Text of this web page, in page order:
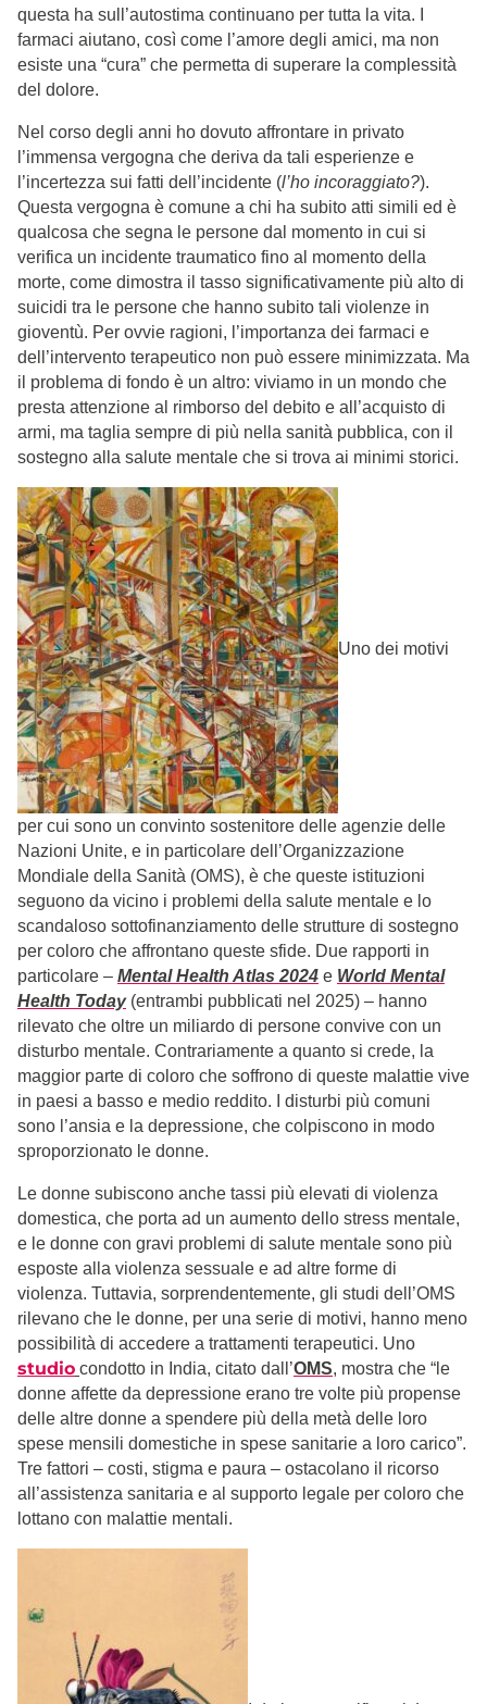
questa ha sull’autostima continuano per tutta la vita. I
farmaci aiutano, così come l’amore degli amici, ma non
esiste una “cura” che permetta di superare la complessità
del dolore.
Nel corso degli anni ho dovuto affrontare in privato
l’immensa vergogna che deriva da tali esperienze e
l’incertezza sui fatti dell’incidente (l’ho incoraggiato?).
Questa vergogna è comune a chi ha subito atti simili ed è
qualcosa che segna le persone dal momento in cui si
verifica un incidente traumatico fino al momento della
morte, come dimostra il tasso significativamente più alto di
suicidi tra le persone che hanno subito tali violenze in
gioventù. Per ovvie ragioni, l’importanza dei farmaci e
dell’intervento terapeutico non può essere minimizzata. Ma
il problema di fondo è un altro: viviamo in un mondo che
presta attenzione al rimborso del debito e all’acquisto di
armi, ma taglia sempre di più nella sanità pubblica, con il
sostegno alla salute mentale che si trova ai minimi storici.
Uno dei motivi
per cui sono un convinto sostenitore delle agenzie delle
Nazioni Unite, e in particolare dell’Organizzazione
Mondiale della Sanità (OMS), è che queste istituzioni
seguono da vicino i problemi della salute mentale e lo
scandaloso sottofinanziamento delle strutture di sostegno
per coloro che affrontano queste sfide. Due rapporti in
particolare – Mental Health Atlas 2024 e World Mental
Health Today(entrambi pubblicati nel 2025) – hanno
rilevato che oltre un miliardo di persone convive con un
disturbo mentale. Contrariamente a quanto si crede, la
maggior parte di coloro che soffrono di queste malattie vive
in paesi a basso e medio reddito. I disturbi più comuni
sono l’ansia e la depressione, che colpiscono in modo
sproporzionato le donne.
Le donne subiscono anche tassi più elevati di violenza
domestica, che porta ad un aumento dello stress mentale,
e le donne con gravi problemi di salute mentale sono più
esposte alla violenza sessuale e ad altre forme di
violenza. Tuttavia, sorprendentemente, gli studi dell’OMS
rilevano che le donne, per una serie di motivi, hanno meno
possibilità di accedere a trattamenti terapeutici. Uno
studio condotto in India, citato dall’OMS, mostra che “le
donne affette da depressione erano tre volte più propense
delle altre donne a spendere più della metà delle loro
spese mensili domestiche in spese sanitarie a loro carico”.
Tre fattori – costi, stigma e paura – ostacolano il ricorso
all’assistenza sanitaria e al supporto legale per coloro che
lottano con malattie mentali.